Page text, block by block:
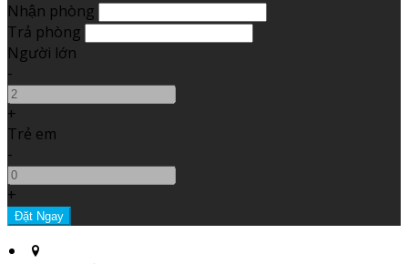
Nhận phòng
Trả phòng
Người lớn
-
+
Trẻ em
-
+